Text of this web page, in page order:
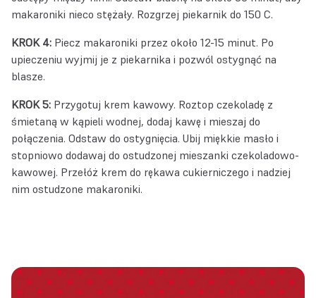
makaroniki nieco stężały. Rozgrzej piekarnik do 150 C.
KROK 4: Piecz makaroniki przez około 12-15 minut. Po
upieczeniu wyjmij je z piekarnika i pozwól ostygnąć na
blasze.
KROK 5: Przygotuj krem kawowy. Roztop czekoladę z
śmietaną w kąpieli wodnej, dodaj kawę i mieszaj do
połączenia. Odstaw do ostygnięcia. Ubij miękkie masło i
stopniowo dodawaj do ostudzonej mieszanki czekoladowo-
kawowej. Przełóż krem do rękawa cukierniczego i nadziej
nim ostudzone makaroniki.